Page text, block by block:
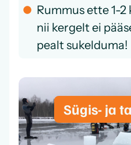
Rummus ette 1-
nii kergelt ei
pealt sukelduma!
Sügis- ja